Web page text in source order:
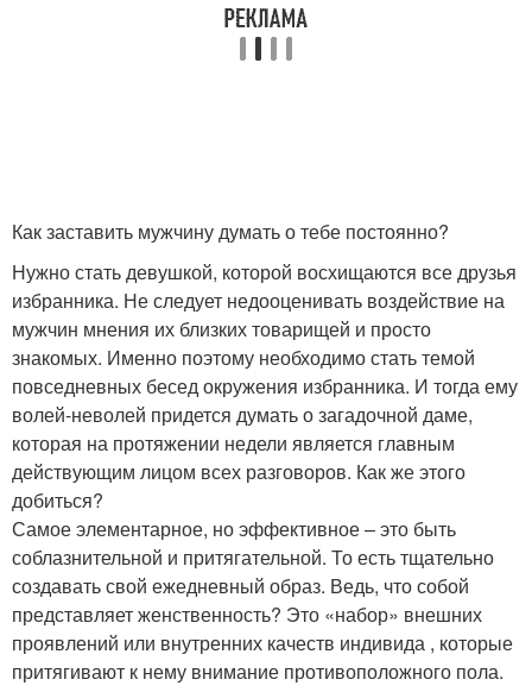
Как заставить мужчину думать о тебе постоянно?
Нужно стать девушкой, которой восхищаются все друзья
избранника. Не следует недооценивать воздействие на
мужчин мнения их близких товарищей и просто
знакомых. Именно поэтому необходимо стать темой
повседневных бесед окружения избранника. И тогда ему
волей-неволей придется думать о загадочной даме,
которая на протяжении недели является главным
действующим лицом всех разговоров. Как же этого
добиться?
Самое элементарное, но эффективное – это быть
соблазнительной и притягательной. То есть тщательно
создавать свой ежедневный образ. Ведь, что собой
представляет женственность? Это «набор» внешних
проявлений или внутренних качеств индивида , которые
притягивают к нему внимание противоположного пола.